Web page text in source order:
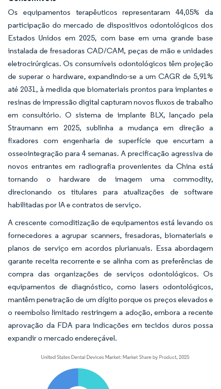
Os equipamentos terapêuticos representaram 44,05% da
participação do mercado de dispositivos odontológicos dos
Estados Unidos em 2025, com base em uma grande base
instalada de fresadoras CAD/CAM, peças de mão e unidades
eletrocirúrgicas. Os consumíveis odontológicos têm projeção
de superar o hardware, expandindo-se a um CAGR de 5,91%
até 2031, à medida que biomateriais prontos para implantes e
resinas de impressão digital capturam novos fluxos de trabalho
em consultório. O sistema de implante BLX, lançado pela
Straumann em 2025, sublinha a mudança em direção a
fixadores com engenharia de superfície que encurtam a
osseointegração para 4 semanas. A precificação agressiva de
novos entrantes em radiografia provenientes da China está
tornando o hardware de imagem uma commodity,
direcionando os titulares para atualizações de software
habilitadas por IA e contratos de serviço.
A crescente comoditização de equipamentos está levando os
fornecedores a agrupar scanners, fresadoras, biomateriais e
planos de serviço em acordos plurianuais. Essa abordagem
garante receita recorrente e se alinha com as preferências de
compra das organizações de serviços odontológicos. Os
equipamentos de diagnóstico, como lasers odontológicos,
mantêm penetração de um dígito porque os preços elevados e
o reembolso limitado restringem a adoção, embora a recente
aprovação da FDA para indicações em tecidos duros possa
expandir o mercado endereçável.